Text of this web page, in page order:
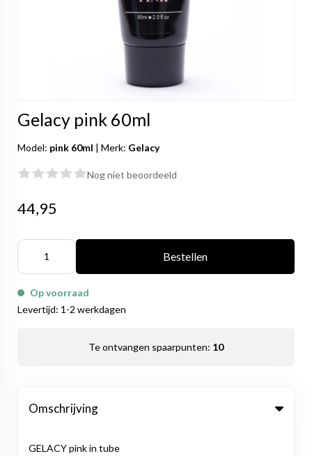
Gelacy pink 60ml
Model: pink 60ml | Merk: Gelacy
Nog niet beoordeeld
44,95
Bestellen
Op voorraad
Levertijd: 1-2 werkdagen
Te ontvangen spaarpunten: 10
Omschrijving
GELACY pink in tube